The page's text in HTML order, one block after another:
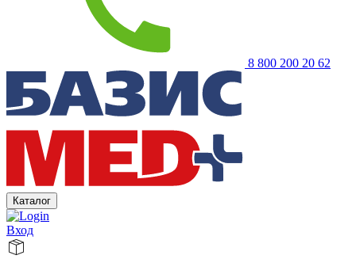
8 800 200 20 62
Каталог
Вход